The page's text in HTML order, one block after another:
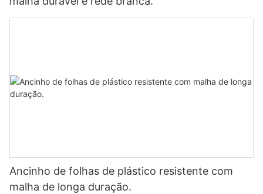
Ancinho de folhas de plástico resistente com
malha de longa duração.